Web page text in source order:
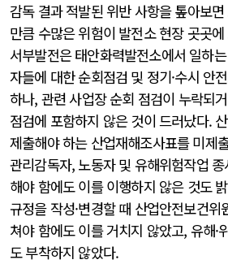
감독 결과 적발된 위반 사항을 톺아보
만큼 수많은 위험이 발전소 현장 곳곳
서부발전은 태안화력발전소에서 일하
자들에 대한 순회점검 및 정기·수시 안
하나, 관련 사업장 순회 점검이 누락되
점검에 포함하지 않은 것이 드러났다.
제출해야 하는 산업재해조사표를 미제
관리감독자, 노동자 및 유해위험작업
해야 함에도 이를 이행하지 않은 것도
규정을 작성·변경할 때 산업안전보건위
쳐야 함에도 이를 거치지 않았고, 유해·
도 부착하지 않았다.